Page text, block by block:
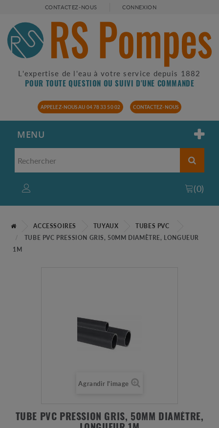
CONTACTEZ-NOUS CONNEXION
L'expertise de l'eau à votre service depuis 1882
POUR TOUTE QUESTION OU SUIVI D'UNE COMMANDE
APPELEZ-NOUS AU 04 78 33 50 02 CONTACTEZ-NOUS
MENU
(0)
ACCESSOIRES TUYAUX
TUBES PVC
TUBE PVC PRESSION GRIS, 50MM DIAMÈTRE, LONGUEUR
1M
Agrandir l'image
TUBE PVC PRESSION GRIS, 50MM DIAMÈTRE,